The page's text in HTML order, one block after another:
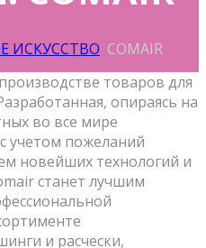
ИСКУССТВО COMAIR
товаров для
опираясь на
во все мире
учетом пожеланий
новейших технологий и
станет лучшим
и расчески,